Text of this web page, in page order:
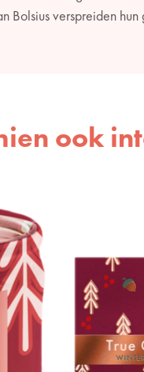
Bolsius verspreiden
ook